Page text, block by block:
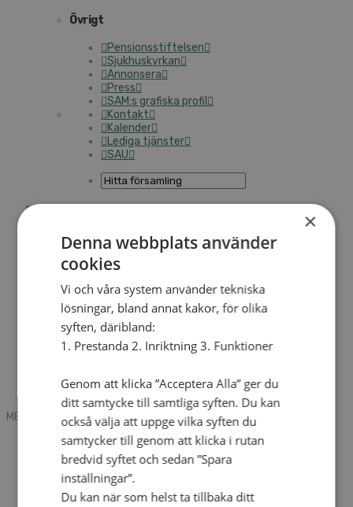
Övrigt
Pensionsstiftelsen
Sjukhuskyrkan
Annonsera
Press
SAM:s grafiska profil
Kontakt
Kalender
Lediga tjänster
SAU
Mobile box
Kontakt
Tidning
Annonsera
Hitta församling
Press
SAU
Lediga tjänster
Sommargårdar
MENU
MENU
Search mobile
English
Hej! Vad söker du?
Kontakt
Kalender
×
Denna webbplats använder
cookies
Vi och våra system använder tekniska
lösningar, bland annat kakor, för olika
syften, däribland:
1. Prestanda 2. Inriktning 3. Funktioner
Genom att klicka ”Acceptera Alla” ger du
ditt samtycke till samtliga syften. Du kan
också välja att uppge vilka syften du
samtycker till genom att klicka i rutan
bredvid syftet och sedan ”Spara
inställningar”.
Du kan när som helst ta tillbaka ditt